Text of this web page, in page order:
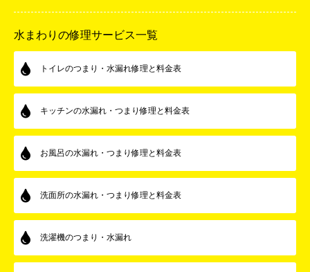
水まわりの修理サービス一覧
トイレのつまり・水漏れ修理と料金表
キッチンの水漏れ・つまり修理と料金表
お風呂の水漏れ・つまり修理と料金表
洗面所の水漏れ・つまり修理と料金表
洗濯機のつまり・水漏れ